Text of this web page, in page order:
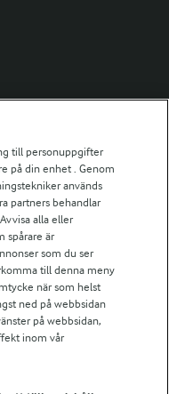
till personuppgifter
på din enhet . Genom
används
partners behandlar
alla eller
spårare är
som du ser
till denna meny
när som helst
ned på webbsidan
på webbsidan,
inom vår